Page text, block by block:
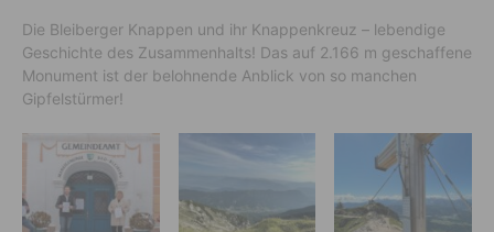
Die Bleiberger Knappen und ihr Knappenkreuz – lebendige
Geschichte des Zusammenhalts! Das auf 2.166 m geschaffene
Monument ist der belohnende Anblick von so manchen
Gipfelstürmer!